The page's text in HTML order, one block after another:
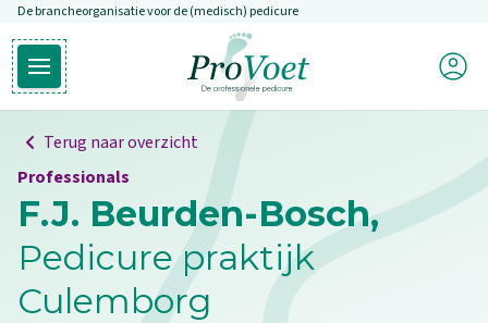
Overslaan en naar de inhoud gaan
De brancheorganisatie voor de (medisch) pedicure
Open hoofdmenu
Ga naar de homepagina
Mijn
Terug naar overzicht
Professionals
F.J. Beurden-Bosch,
Pedicure praktijk
Culemborg